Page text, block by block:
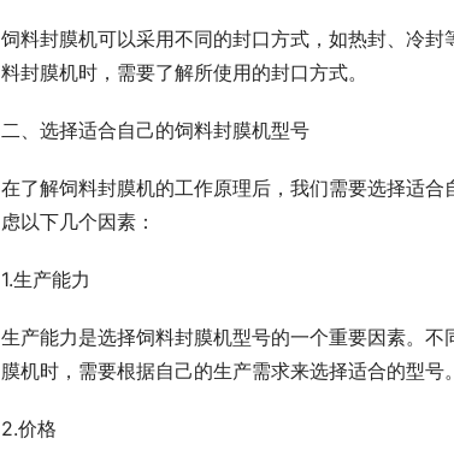
饲料封膜机可以采用不同的封口方式，如热封、冷
料封膜机时，需要了解所使用的封口方式。
二、选择适合自己的饲料封膜机型号
在了解饲料封膜机的工作原理后，我们需要选择适
虑以下几个因素：
1.生产能力
生产能力是选择饲料封膜机型号的一个重要因素。
膜机时，需要根据自己的生产需求来选择适合的型号。
2.价格